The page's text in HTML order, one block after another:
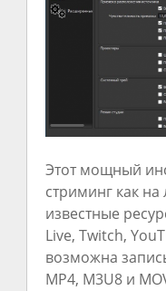
Этот мощный
стриминг как
известные
Live, Twitch,
возможна
MP4, M3U8 и